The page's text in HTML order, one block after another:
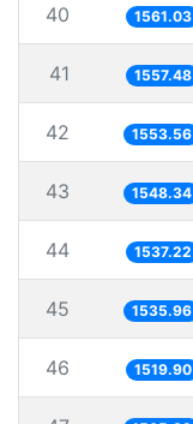
40 1561.03
41 1557.48
42 1553.56
43 1548.34
44 1537.22
45 1535.96
46 1519.90